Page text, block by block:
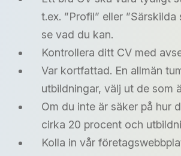
t.ex. ”Profil” eller
se vad du kan.
Kontrollera ditt CV med
Var kortfattad. En allmän
utbildningar, välj ut de som
Om du inte är säker på hur
cirka 20 procent och
Kolla in vår